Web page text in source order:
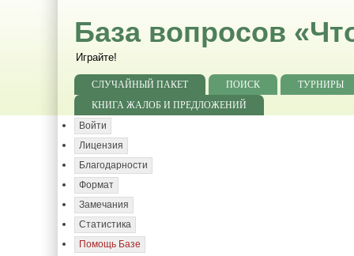
База вопросов
Играйте!
СЛУЧАЙНЫЙ ПАКЕТ ПОИСК
ТУРНИРЫ
КНИГА ЖАЛОБ И ПРЕДЛОЖЕНИЙ
Войти
Лицензия
Благодарности
Формат
Замечания
Статистика
Помощь Базе